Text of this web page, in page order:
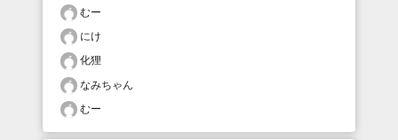
むー
にけ
化狸
なみちゃん
むー